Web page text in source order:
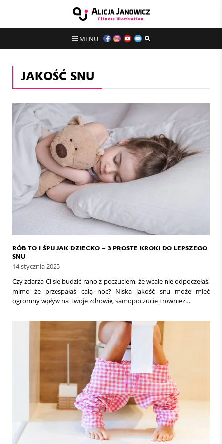
MENU
JAKOŚĆ SNU
RÓB TO I ŚPIJ JAK DZIECKO – 3 PROSTE KROKI DO LEPSZEGO
SNU
14 stycznia 2025
Czy zdarza Ci się budzić rano z poczuciem, że wcale nie odpoczęłaś,
mimo że przespałaś całą noc? Niska jakość snu może mieć
ogromny wpływ na Twoje zdrowie, samopoczucie i również…